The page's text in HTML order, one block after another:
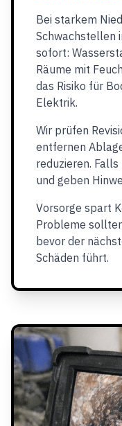
Bei starkem
Schwachstellen
sofort:
Räume mit
das Risiko für
Elektrik.
Wir prüfen
entfernen
reduzieren.
und geben
Vorsorge spart
Probleme
bevor der
Schäden führt.